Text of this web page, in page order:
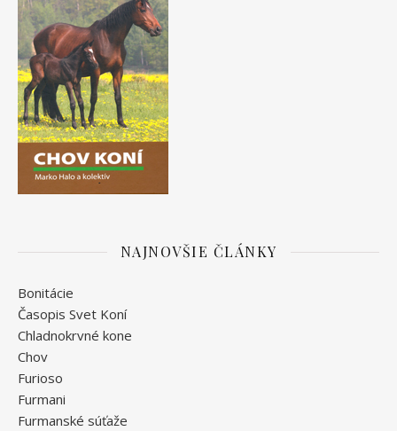
NAJNOVŠIE ČLÁNKY
Bonitácie
Časopis Svet Koní
Chladnokrvné kone
Chov
Furioso
Furmani
Furmanské súťaže